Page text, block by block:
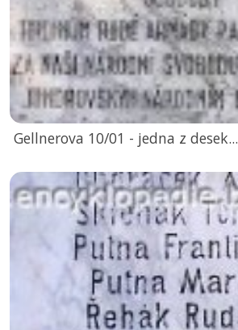
Gellnerova 10/01 - jedna z desek...